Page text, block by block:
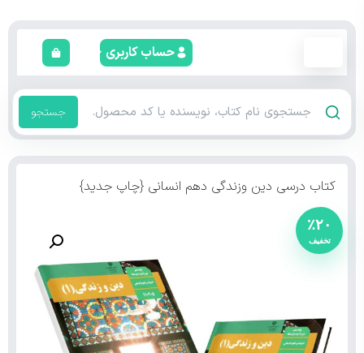
حساب کاربری
جستجو
کتاب درسی دین وزندگی دهم انسانی {چاپ جدید}
٪۲۰